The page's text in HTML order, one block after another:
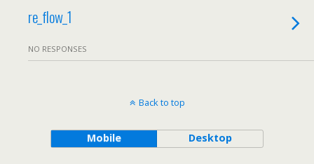
re_flow_1
NO RESPONSES
Back to top
Mobile Desktop